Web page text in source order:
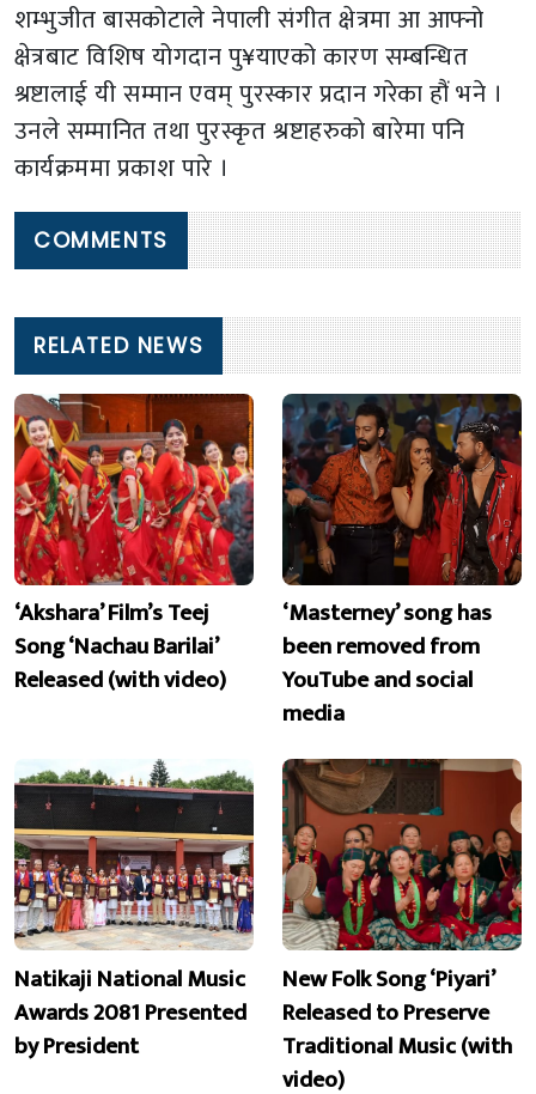
शम्भुजीत बासकोटाले नेपाली संगीत क्षेत्रमा आ आफ्नो
क्षेत्रबाट विशिष योगदान पु¥याएको कारण सम्बन्धित
श्रष्टालाई यी सम्मान एवम् पुरस्कार प्रदान गरेका हौं भने ।
उनले सम्मानित तथा पुरस्कृत श्रष्टाहरुको बारेमा पनि
कार्यक्रममा प्रकाश पारे ।
COMMENTS
RELATED NEWS
‘Akshara’ Film’s Teej
Song ‘Nachau Barilai’
Released (with video)
‘Masterney’ song has
been removed from
YouTube and social
media
Natikaji National Music
Awards 2081 Presented
by President
New Folk Song ‘Piyari’
Released to Preserve
Traditional Music (with
video)